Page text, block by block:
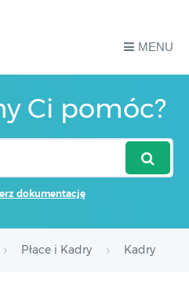
MENU
Ci pomóc?
dokumentację
Płace i Kadry Kadry